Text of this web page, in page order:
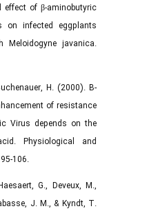
effect of β-aminobutyric
on infected eggplants
Meloidogyne javanica.
H. (2000). B-
of resistance
Virus depends on the
Physiological and
106.
G., Deveux, M.,
J. M., & Kyndt, T.